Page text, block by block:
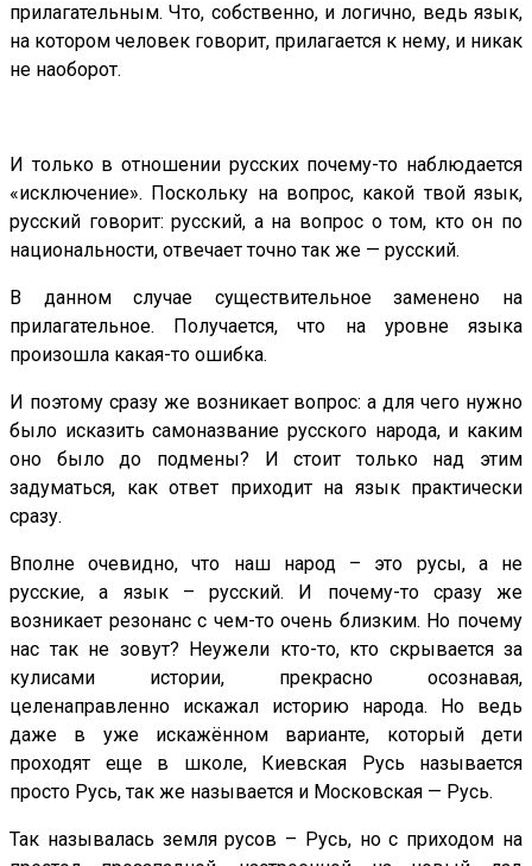
прилагательным. Что, собственно, и логично, ведь язык,
на котором человек говорит, прилагается к нему, и никак
не наоборот.
И только в отношении русских почему-то наблюдается
«исключение». Поскольку на вопрос, какой твой язык,
русский говорит: русский, а на вопрос о том, кто он по
национальности, отвечает точно так же — русский.
В данном случае существительное заменено на
прилагательное. Получается, что на уровне языка
произошла какая-то ошибка.
И поэтому сразу же возникает вопрос: а для чего нужно
было исказить самоназвание русского народа, и каким
оно было до подмены? И стоит только над этим
задуматься, как ответ приходит на язык практически
сразу.
Вполне очевидно, что наш народ – это русы, а не
русские, а язык – русский. И почему-то сразу же
возникает резонанс с чем-то очень близким. Но почему
нас так не зовут? Неужели кто-то, кто скрывается за
кулисами истории, прекрасно осознавая,
целенаправленно искажал историю народа. Но ведь
даже в уже искажённом варианте, который дети
проходят еще в школе, Киевская Русь называется
просто Русь, так же называется и Московская — Русь.
Так называлась земля русов – Русь, но с приходом на